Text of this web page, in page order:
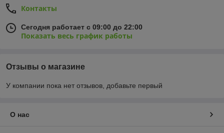
Контакты
Сегодня работает с 09:00 до 22:00
Показать весь график работы
Отзывы о магазине
У компании пока нет отзывов, добавьте первый
О нас